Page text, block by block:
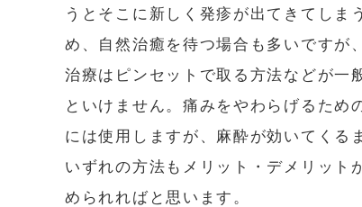
うとそこに新しく発疹が出てきてしま
め、自然治癒を待つ場合も多いですが
治療はピンセットで取る方法などが一
といけません。痛みをやわらげるため
には使用しますが、麻酔が効いてくる
いずれの方法もメリット・デメリット
められればと思います。